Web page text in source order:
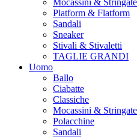
Mocassini & Stringate
Platform & Flatform
Sandali
Sneaker
Stivali & Stivaletti
TAGLIE GRANDI
Uomo
Ballo
Ciabatte
Classiche
Mocassini & Stringate
Polacchine
Sandali